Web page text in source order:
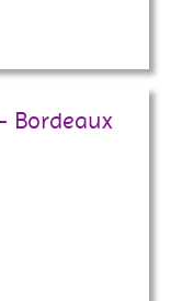
Bordeaux